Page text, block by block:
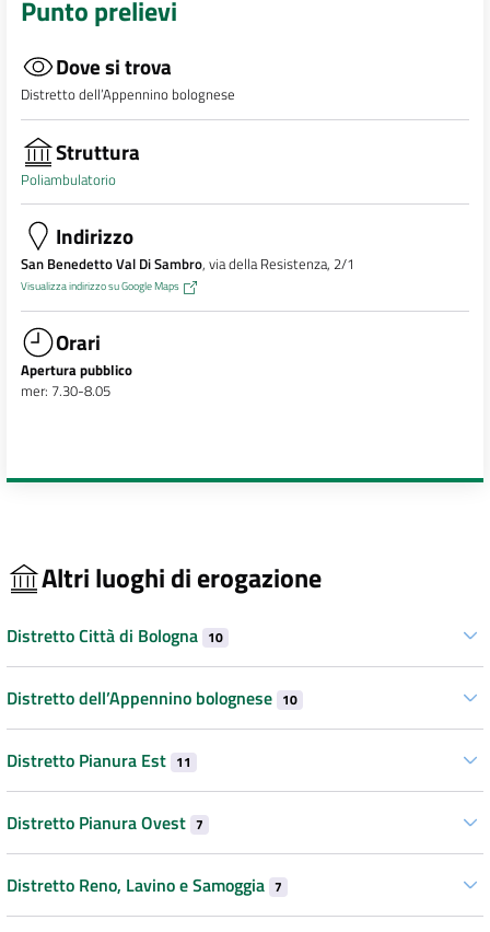
Punto prelievi
Dove si trova
Distretto dell’Appennino bolognese
Struttura
Poliambulatorio
Indirizzo
San Benedetto Val Di Sambro, via della Resistenza, 2/1
Visualizza indirizzo su Google Maps
Orari
Apertura pubblico
mer: 7.30-8.05
Altri luoghi di erogazione
Distretto Città di Bologna 10
Distretto dell’Appennino bolognese 10
Distretto Pianura Est 11
Distretto Pianura Ovest 7
Distretto Reno, Lavino e Samoggia 7